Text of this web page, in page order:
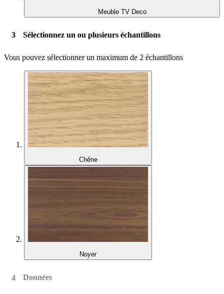
Meuble TV Deco
Sélectionnez un ou plusieurs échantillons
Vous pouvez sélectionner un maximum de 2 échantillons
Chêne
Noyer
Données